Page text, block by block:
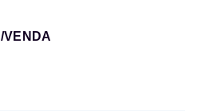
/VENDA